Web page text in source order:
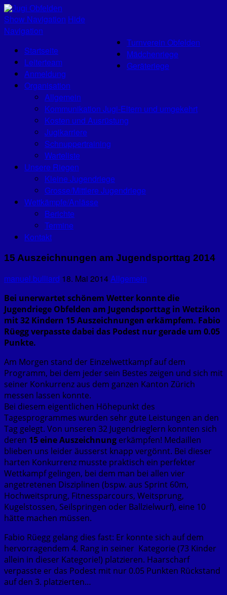
Turnverein Obfelden
Mädchenriege
Geräteriege
Show Navigation Hide
Navigation
Startseite
Leiterteam
Anmeldung
Organisation
Allgemein
Kommunikation Jugi-Eltern und umgekehrt
Kosten und Ausrüstung
Jugikarriere
Schnuppertraining
Warteliste
Unsere Riegen
Kleine Jugendriege
Grosse/Mittlere Jugendriege
Wettkämpfe/Anlässe
Berichte
Termine
Kontakt
15 Auszeichnungen am Jugendsporttag 2014
manuel.bulliard 18. Mai 2014Allgemein
Bei unerwartet schönem Wetter konnte die
Jugendriege Obfelden am Jugendsporttag in Wetzikon
mit 32 Kindern 15 Auszeichnungen erkämpfem. Fabio
Rüegg verpasste dabei das Podest nur gerade um 0.05
Punkte.
Am Morgen stand der Einzelwettkampf auf dem
Programm, bei dem jeder sein Bestes zeigen und sich mit
seiner Konkurrenz aus dem ganzen Kanton Zürich
messen lassen konnte.
Bei diesem eigentlichen Höhepunkt des
Tagesprogrammes wurden sehr gute Leistungen an den
Tag gelegt. Von unseren 32 Jugendrieglern konnten sich
deren 15 eine Auszeichnung erkämpfen! Medaillen
blieben uns leider äusserst knapp vergönnt. Bei dieser
harten Konkurrenz musste praktisch ein perfekter
Wettkampf gelingen, bei dem man bei allen vier
angetretenen Disziplinen (bspw. aus Sprint 60m,
Hochweitsprung, Fitnessparcours, Weitsprung,
Kugelstossen, Seilspringen oder Ballzielwurf), eine 10
hätte machen müssen.
Fabio Rüegg gelang dies fast: Er konnte sich auf dem
hervorragendem 4. Rang in seiner Kategorie (73 Kinder
allein in dieser Kategorie!) platzieren. Haarscharf
verpasste er das Podest mit nur 0.05 Punkten Rückstand
auf den 3. platzierten…